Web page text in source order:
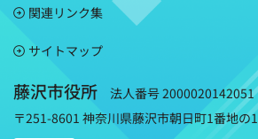
関連リンク集
サイトマップ
藤沢市役所
法人番号 2000020142051
〒251-8601 神奈川県藤沢市朝日町1番地の1